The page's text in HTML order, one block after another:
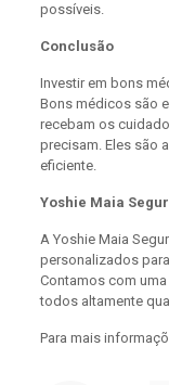
possíveis.
Conclusão
Investir em bons
Bons médicos são
recebam os
precisam. Eles são
eficiente.
Yoshie Maia
A Yoshie Maia
personalizados
Contamos com
todos altamente
Para mais